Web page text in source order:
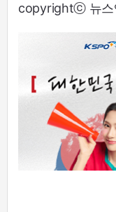
copyrightⓒ 뉴스